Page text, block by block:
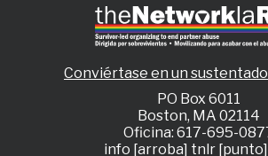
Conviértase en un
PO Box 6011
Boston, MA 02114
Oficina: 617-695-
info [arroba] tnlr